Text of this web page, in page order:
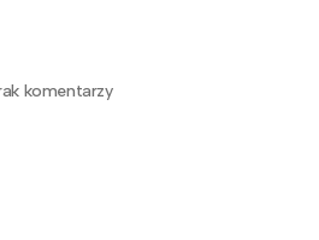
komentarzy